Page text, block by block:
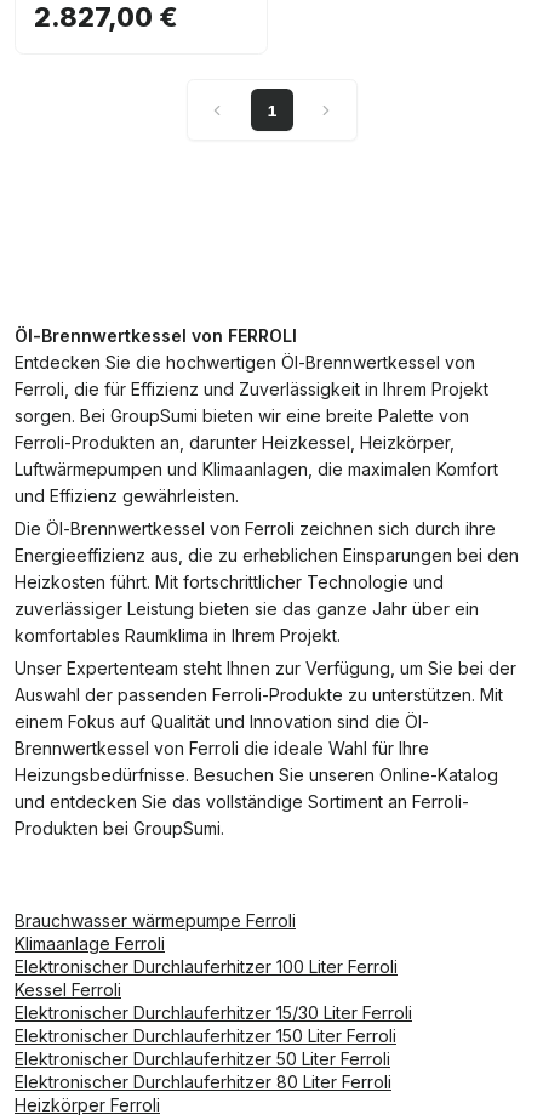
2.827,00 €
1
Öl-Brennwertkessel von FERROLI
Entdecken Sie die hochwertigen Öl-Brennwertkessel von
Ferroli, die für Effizienz und Zuverlässigkeit in Ihrem Projekt
sorgen. Bei GroupSumi bieten wir eine breite Palette von
Ferroli-Produkten an, darunter Heizkessel, Heizkörper,
Luftwärmepumpen und Klimaanlagen, die maximalen Komfort
und Effizienz gewährleisten.
Die Öl-Brennwertkessel von Ferroli zeichnen sich durch ihre
Energieeffizienz aus, die zu erheblichen Einsparungen bei den
Heizkosten führt. Mit fortschrittlicher Technologie und
zuverlässiger Leistung bieten sie das ganze Jahr über ein
komfortables Raumklima in Ihrem Projekt.
Unser Expertenteam steht Ihnen zur Verfügung, um Sie bei der
Auswahl der passenden Ferroli-Produkte zu unterstützen. Mit
einem Fokus auf Qualität und Innovation sind die Öl-
Brennwertkessel von Ferroli die ideale Wahl für Ihre
Heizungsbedürfnisse. Besuchen Sie unseren Online-Katalog
und entdecken Sie das vollständige Sortiment an Ferroli-
Produkten bei GroupSumi.
Brauchwasser wärmepumpe Ferroli
Klimaanlage Ferroli
Elektronischer Durchlauferhitzer 100 Liter Ferroli
Kessel Ferroli
Elektronischer Durchlauferhitzer 15/30 Liter Ferroli
Elektronischer Durchlauferhitzer 150 Liter Ferroli
Elektronischer Durchlauferhitzer 50 Liter Ferroli
Elektronischer Durchlauferhitzer 80 Liter Ferroli
Heizkörper Ferroli